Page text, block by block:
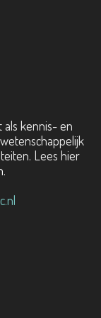
als kennis- en
Lees hier
.